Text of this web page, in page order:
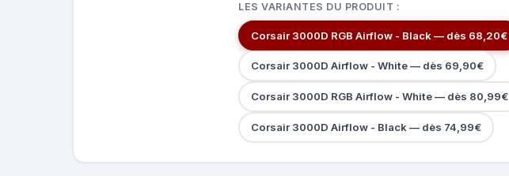
LES VARIANTES DU PRODUIT :
Corsair 3000D RGB Airflow - Black — dès 68,20€
Corsair 3000D Airflow - White — dès 69,90€
Corsair 3000D RGB Airflow - White — dès 80,99€
Corsair 3000D Airflow - Black — dès 74,99€